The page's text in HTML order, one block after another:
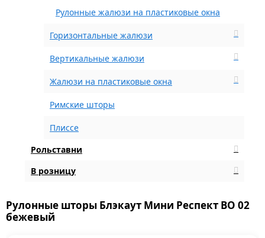
Рулонные жалюзи на пластиковые окна
Горизонтальные жалюзи
Вертикальные жалюзи
Жалюзи на пластиковые окна
Римские шторы
Плиссе
Рольставни
В розницу
Рулонные шторы Блэкаут Мини Респект BO 02
бежевый